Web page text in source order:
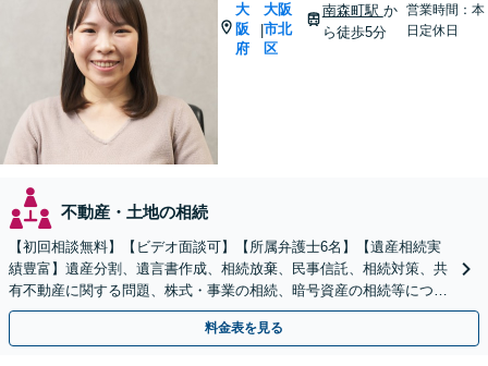
大
阪
府
|
大阪
市北
区
南森町駅 か
ら徒歩5分
営業時間：本
日定休日
不動産・土地の相続
【初回相談無料】【ビデオ面談可】【所属弁護士6名】【遺産相続実
績豊富】遺産分割、遺言書作成、相続放棄、民事信託、相続対策、共
有不動産に関する問題、株式・事業の相続、暗号資産の相続等につき
豊富な対応実績。【バリアフリー】【完全個室】
料金表を見る